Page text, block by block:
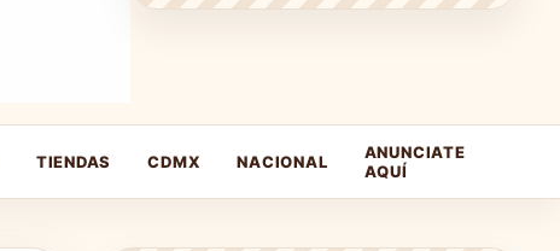
TIENDAS CDMX NACIONAL
ANUNCIATE
AQUÍ